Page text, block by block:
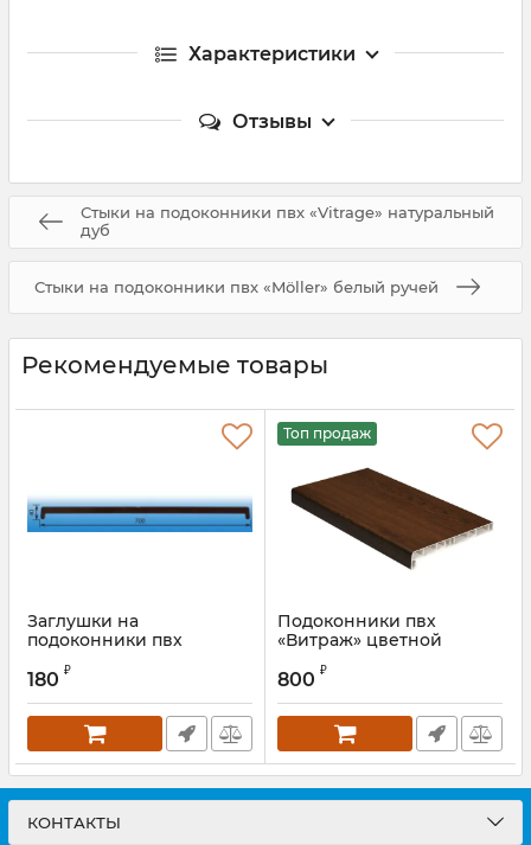
Характеристики
Отзывы
Стыки на подоконники пвх «Vitrage» натуральный
дуб
Стыки на подоконники пвх «Möller» белый ручей
Рекомендуемые товары
Заглушки на
подоконники пвх
Артикул:
180 ₽
Топ продаж
Подоконники пвх
«Витраж» цветной
800 ₽
КОНТАКТЫ